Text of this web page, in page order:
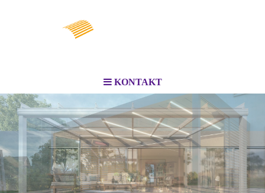
KONTAKT